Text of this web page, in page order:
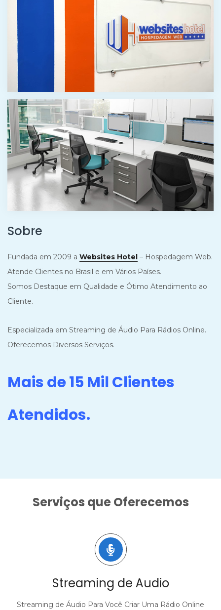
Sobre
Fundada em 2009 a Websites Hotel – Hospedagem Web.
Atende Clientes no Brasil e em Vários Países.
Somos Destaque em Qualidade e Ótimo Atendimento ao
Cliente.
Especializada em Streaming de Áudio Para Rádios Online.
Oferecemos Diversos Serviços.
Mais de 15 Mil Clientes
Atendidos.
Serviços que Oferecemos
Streaming de Áudio
Streaming de Áudio Para Você Criar Uma Rádio Online